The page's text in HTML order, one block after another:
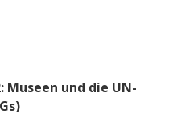
Museen und die UN-